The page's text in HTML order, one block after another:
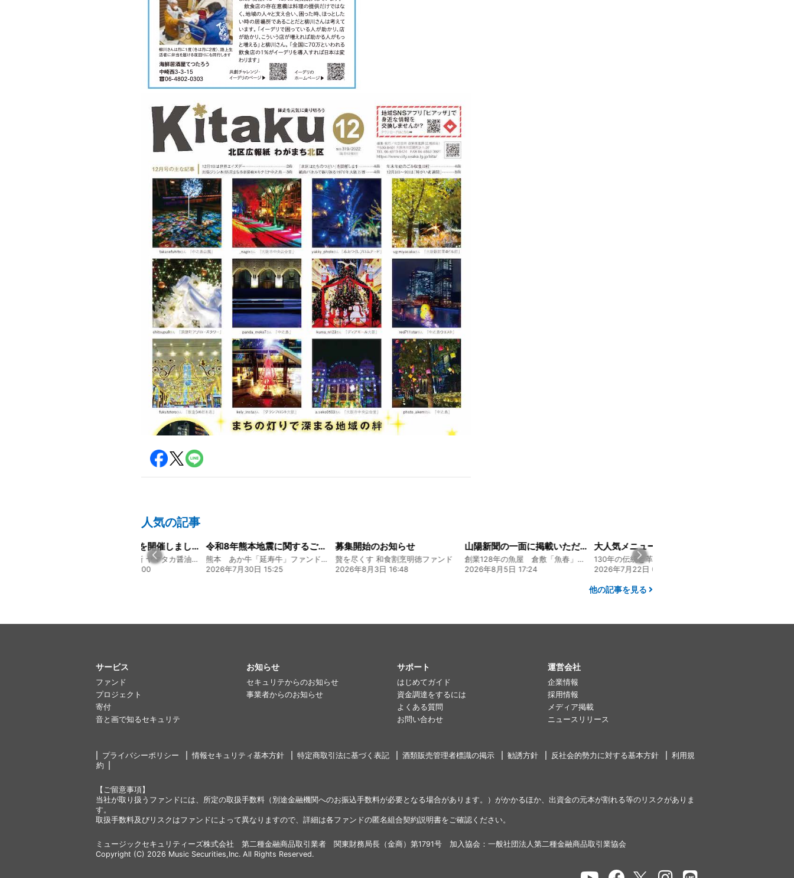
人気の記事
経営方針説明会を開催しました
130年の伝統と革新 ヤマタカ醤油ファンド
2026年8月4日 20:00
令和8年熊本地震に関するご報告
熊本 あか牛「延寿牛」ファンド2026
2026年7月30日 15:25
募集開始のお知らせ
贅を尽くす 和食割烹明徳ファンド
2026年8月3日 16:48
山陽新聞の一面に掲載いただきました！
創業128年の魚屋 倉敷「魚春」ファンド
2026年8月5日 17:24
2026年7月22日 08:10
他の記事を見る
サービス
ファンド
プロジェクト
寄付
音と画で知るセキュリテ
お知らせ
セキュリテからのお知らせ
事業者からのお知らせ
サポート
はじめてガイド
資金調達をするには
よくある質問
お問い合わせ
運営会社
企業情報
採用情報
メディア掲載
ニュースリリース
プライバシーポリシー 情報セキュリティ基本方針 特定商取引法に基づく表記 酒類販売管理者標識の掲示 勧誘方針 反社会的勢力に対する基本方針
利用規
約
【ご留意事項】
当社が取り扱うファンドには、所定の取扱手数料（別途金融機関へのお振込手数料が必要となる場合があります。）がかかるほか、出資金の元本が割れる等のリスクがありま
す。
取扱手数料及びリスクはファンドによって異なりますので、詳細は各ファンドの匿名組合契約説明書をご確認ください。
ミュージックセキュリティーズ株式会社 第二種金融商品取引業者 関東財務局長（金商）第1791号 加入協会：一般社団法人第二種金融商品取引業協会
Copyright (C) 2026 Music Securities,Inc. All Rights Reserved.